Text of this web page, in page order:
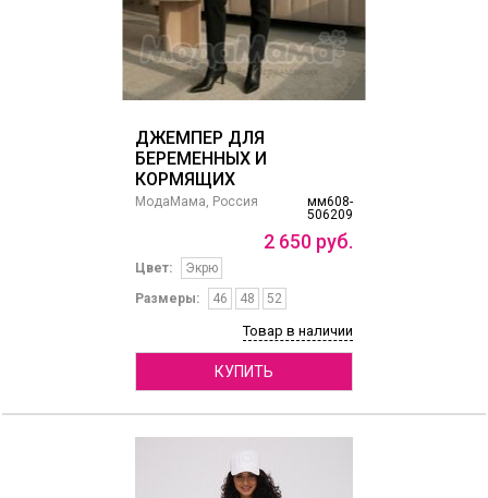
ДЖЕМПЕР ДЛЯ
БЕРЕМЕННЫХ И
КОРМЯЩИХ
мм608-
506209
МодаМама, Россия
2 650 руб.
Цвет:
Экрю
Размеры:
46 48 52
Товар в наличии
КУПИТЬ